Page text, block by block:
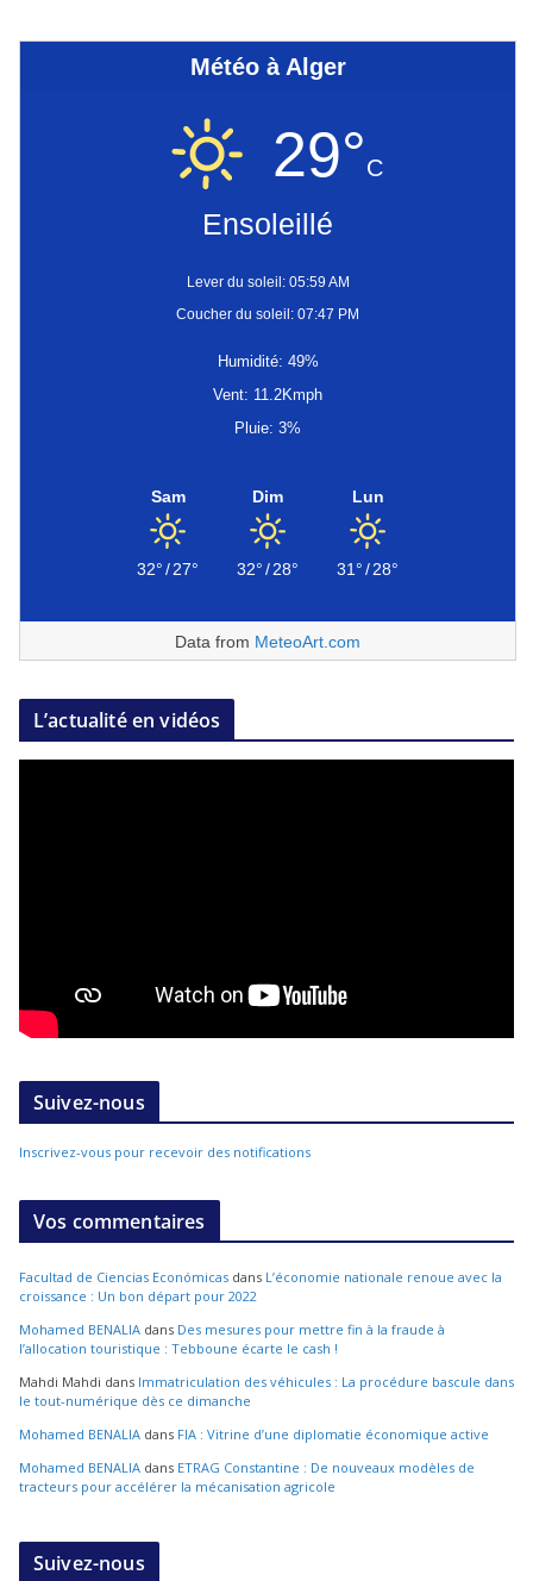
Météo à Alger
29°C
Ensoleillé
Lever du soleil: 05:59 AM
Coucher du soleil: 07:47 PM
Humidité: 49%
Vent: 11.2Kmph
Pluie: 3%
Sam
32°/27°
Dim
32°/28°
Lun
31°/28°
Data from MeteoArt.com
L’actualité en vidéos
Suivez-nous
Inscrivez-vous pour recevoir des notifications
Vos commentaires
Facultad de Ciencias Económicas dans L’économie nationale renoue avec la
croissance : Un bon départ pour 2022
Mohamed BENALIA dans Des mesures pour mettre fin à la fraude à
l’allocation touristique : Tebboune écarte le cash !
Mahdi Mahdi dans Immatriculation des véhicules : La procédure bascule dans
le tout-numérique dès ce dimanche
Mohamed BENALIA dans FIA : Vitrine d’une diplomatie économique active
Mohamed BENALIA dans ETRAG Constantine : De nouveaux modèles de
tracteurs pour accélérer la mécanisation agricole
Suivez-nous